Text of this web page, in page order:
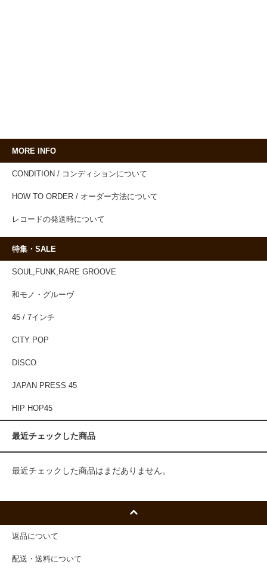
MORE INFO
CONDITION / コンディションについて
HOW TO ORDER / オーダー方法について
レコードの発送時について
特集・SALE
SOUL,FUNK,RARE GROOVE
和モノ・グルーヴ
45 / 7インチ
CITY POP
DISCO
JAPAN PRESS 45
HIP HOP45
最近チェックした商品
最近チェックした商品はまだありません。
返品について
配送・送料について